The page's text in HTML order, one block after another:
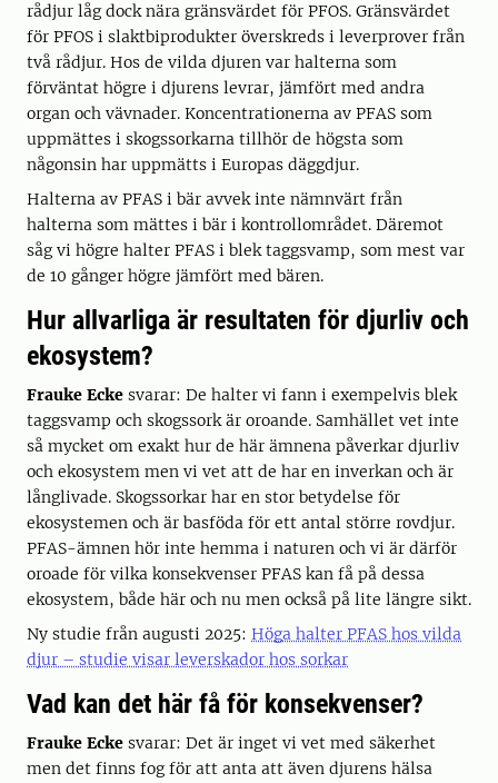
rådjur låg dock nära gränsvärdet för PFOS. Gränsvärdet
för PFOS i slaktbiprodukter överskreds i leverprover från
två rådjur. Hos de vilda djuren var halterna som
förväntat högre i djurens levrar, jämfört med andra
organ och vävnader. Koncentrationerna av PFAS som
uppmättes i skogssorkarna tillhör de högsta som
någonsin har uppmätts i Europas däggdjur.
Halterna av PFAS i bär avvek inte nämnvärt från
halterna som mättes i bär i kontrollområdet. Däremot
såg vi högre halter PFAS i blek taggsvamp, som mest var
de 10 gånger högre jämfört med bären.
Hur allvarliga är resultaten för djurliv och
ekosystem?
Frauke Ecke svarar: De halter vi fann i exempelvis blek
taggsvamp och skogssork är oroande. Samhället vet inte
så mycket om exakt hur de här ämnena påverkar djurliv
och ekosystem men vi vet att de har en inverkan och är
långlivade. Skogssorkar har en stor betydelse för
ekosystemen och är basföda för ett antal större rovdjur.
PFAS-ämnen hör inte hemma i naturen och vi är därför
oroade för vilka konsekvenser PFAS kan få på dessa
ekosystem, både här och nu men också på lite längre sikt.
Ny studie från augusti 2025: Höga halter PFAS hos vilda
djur – studie visar leverskador hos sorkar
Vad kan det här få för konsekvenser?
Frauke Ecke svarar: Det är inget vi vet med säkerhet
men det finns fog för att anta att även djurens hälsa